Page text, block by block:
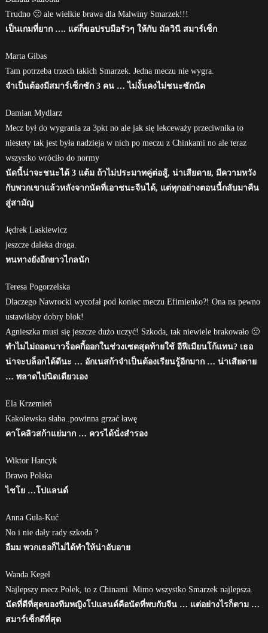
Trudno 🙁 ale wielkie brawa dla Malwiny Smarzek!!!
เป็นเกมที่ยาก …. แต่ก็ขอปรบมือรัวๆ ให้กับ มัลวินี สมาร์เซ็ก
Marta Gibas
Tam potrzeba trzech takich Smarzek. Jedna meczu nie wygra.
จำเป็นต้องมีสมาร์เซ็กซัก 3 คน … ไม่งั้นคงไม่ชนะซักนัด
Damian Mydlarz
Mecz był do wygrania za 3pkt no ale jak się lekceważy przeciwnika to
niestety tak jest była nadzieja w nich po meczu z Chinkami no ale teraz
wszystko wróciło do normy
นัดนี้น่าจะชนะได้ 3 แต้ม ถ้าไม่ประมาทคู่ต่อสู้, น่าเสียดาย, มีความหวัง
กับพวกเขาแล้วหลังจากนัดที่เอาชนะจีนได้, แต่ทุกอย่างตอนนี้กลับมาคืน
สู่สามัญ
Jędrek Laskiewicz
jeszcze daleka droga.
หนทางยังอีกยาวไกลนัก
Teresa Pogorzelska
Dlaczego Nawrocki wycofał pod koniec meczu Efimienko?! Ona na pewno
ustawiłaby dobry blok!
Agnieszka musi się jeszcze dużo uczyć! Szkoda, tak niewiele brakowało 🙁
ทำไมไม่ถอดนาวร็อคกี้ออกในช่วงเซตสุดท้ายใช้ อีฟีเมียนโก้แทน? เธอ
น่าจะบล็อกได้ดีนะ … อักเนสก้าจำเป็นต้องเรียนรู้อีกมาก … น่าเสียดาย
… พลาดไปนิดเดียวเอง
Ela Krzemień
Kakolewska słaba..powinna grzać ławę
คาโคลิวสก้าแย่มาก … ควรได้นั่งสำรอง
Wiktor Hancyk
Brawo Polska
ไชโย …โปแลนด์
Anna Guła-Kuć
No i nie dały rady szkoda ?
อืมม พวกเธอก็ไม่ได้ทำให้น่าอับอาย
Wanda Kegel
Najlepszy mecz Polek, to z Chinami. Mimo wszystko Smarzek najlepsza.
นัดที่ดีที่สุดของทีมหญิงโปแลนด์คือนัดที่พบกับจีน … แต่อย่างไรก็ตาม …
สมาร์เซ็กดีที่สุด